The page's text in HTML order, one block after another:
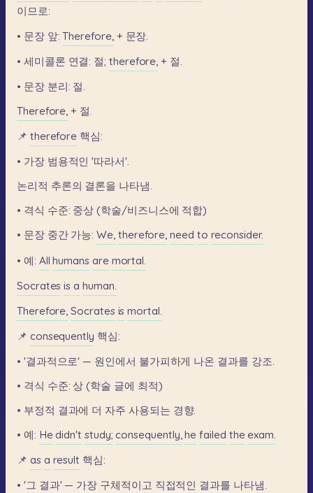
이므로:
• 문장 앞: Therefore, + 문장.
• 세미콜론 연결: 절; therefore, + 절.
• 문장 분리: 절.
Therefore, + 절.
📌 therefore 핵심:
• 가장 범용적인 '따라서'.
논리적 추론의 결론을 나타냄.
• 격식 수준: 중상 (학술/비즈니스에 적합)
• 문장 중간 가능: We, therefore, need to reconsider.
• 예: All humans are mortal.
Socrates is a human.
Therefore, Socrates is mortal.
📌 consequently 핵심:
• '결과적으로' — 원인에서 불가피하게 나온 결과를 강조.
• 격식 수준: 상 (학술 글에 최적)
• 부정적 결과에 더 자주 사용되는 경향.
• 예: He didn't study; consequently, he failed the exam.
📌 as a result 핵심:
• '그 결과' — 가장 구체적이고 직접적인 결과를 나타냄.